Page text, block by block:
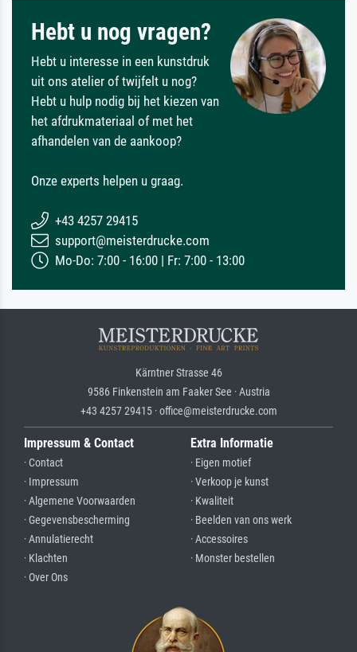
Hebt u nog vragen?
Hebt u interesse in een kunstdruk
uit ons atelier of twijfelt u nog?
Hebt u hulp nodig bij het kiezen van
het afdrukmateriaal of met het
afhandelen van de aankoop?
Onze experts helpen u graag.
+43 4257 29415
support@meisterdrucke.com
Mo-Do: 7:00 - 16:00 | Fr: 7:00 - 13:00
Kärntner Strasse 46
9586 Finkenstein am Faaker See · Austria
+43 4257 29415 · office@meisterdrucke.com
Impressum & Contact
· Contact
· Impressum
· Algemene Voorwaarden
· Gegevensbescherming
· Annulatierecht
· Klachten
· Over Ons
Extra Informatie
· Eigen motief
· Verkoop je kunst
· Kwaliteit
· Beelden van ons werk
· Accessoires
· Monster bestellen